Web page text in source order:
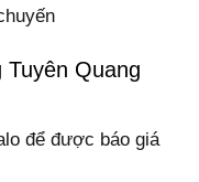
Tuyên Quang
để được báo giá